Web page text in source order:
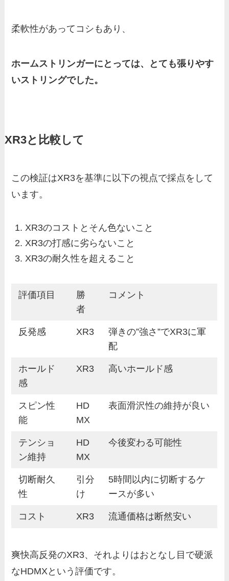
柔軟性があってコシもあり、
ホームストリンガーにとっては、とても張りやす
いストリングでした。
XR3と比較して
この検証はXR3を基準に以下の視点で採点をして
います。
XR3のコストとそん色ないこと
XR3の打感に劣らないこと
XR3の耐久性を超えること
評価項目
勝
者
コメント
反発感 XR3
弾きの”強さ”でXR3に軍
配
ホールド
感
XR3 高いホールド感
スピン性
能
HD
MX
表面滑沢性の維持が良い
テンショ
ン維持
HD
MX
今後変わる可能性
切断耐久
性
引分
け
5時間以内に切断するケ
ースが多い
コスト XR3 流通価格は断然安い
爽快高反発のXR3、それよりはおとなし目で硬派
なHDMXという評価です。